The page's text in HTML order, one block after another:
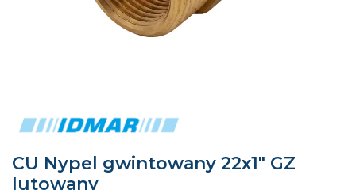
CU Nypel gwintowany 22x1" GZ
lutowany